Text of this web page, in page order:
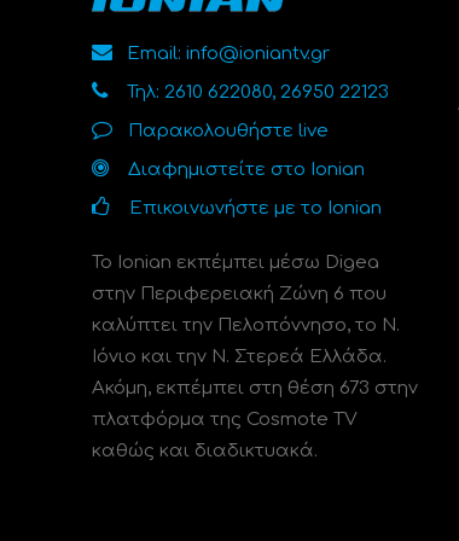
Email: info@ioniantv.gr
Τηλ: 2610 622080, 26950 22123
Παρακολουθήστε live
Διαφημιστείτε στο Ionian
Επικοινωνήστε με το Ionian
Το Ionian εκπέμπει μέσω Digea
στην Περιφερειακή Ζώνη 6 που
καλύπτει την Πελοπόννησο, το N.
Ιόνιο και την Ν. Στερεά Ελλάδα.
Ακόμη, εκπέμπει στη θέση 673 στην
πλατφόρμα της Cosmote TV
καθώς και διαδικτυακά.